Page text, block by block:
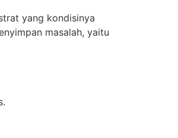
yang kondisinya
masalah, yaitu